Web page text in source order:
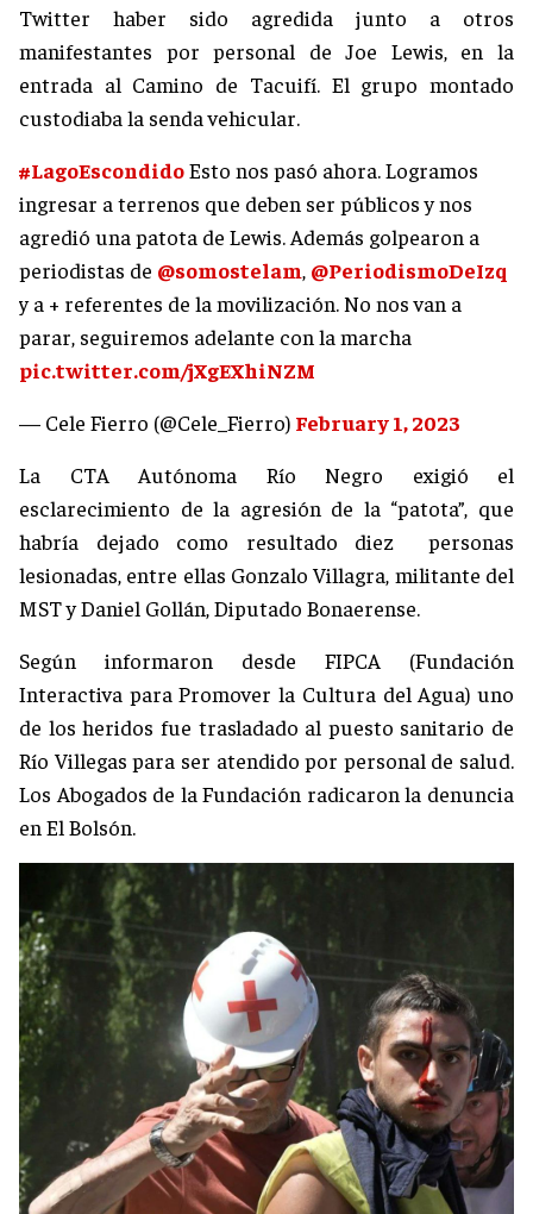
Twitter haber sido agredida junto a otros
manifestantes por personal de Joe Lewis, en la
entrada al Camino de Tacuifí. El grupo montado
custodiaba la senda vehicular.
#LagoEscondidoEsto nos pasó ahora. Logramos
ingresar a terrenos que deben ser públicos y nos
agredió una patota de Lewis. Además golpearon a
periodistas de @somostelam, @PeriodismoDeIzq
y a + referentes de la movilización. No nos van a
parar, seguiremos adelante con la marcha
pic.twitter.com/jXgEXhiNZM
— Cele Fierro (@Cele_Fierro) February 1, 2023
La CTA Autónoma Río Negro exigió el
esclarecimiento de la agresión de la “patota”, que
habría dejado como resultado diez personas
lesionadas, entre ellas Gonzalo Villagra, militante del
MST y Daniel Gollán, Diputado Bonaerense.
Según informaron desde FIPCA (Fundación
Interactiva para Promover la Cultura del Agua) uno
de los heridos fue trasladado al puesto sanitario de
Río Villegas para ser atendido por personal de salud.
Los Abogados de la Fundación radicaron la denuncia
en El Bolsón.